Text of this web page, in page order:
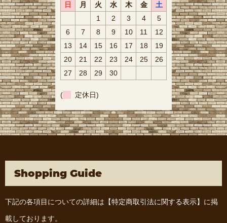
日 月 火 水 木 金
土
1
2 3 4
5
6
7 8 9 10 11
12
13
14 15 16 17 18
19
20
21 22 23 24 25
26
27
28 29 30
( 定休日)
Shopping Guide
下記の各項目についての詳細は 【特定商取引法に関する表示】 に掲
載しております。